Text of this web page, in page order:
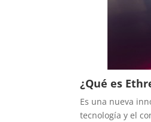
¿Qué es
Es una nueva
tecnología y el